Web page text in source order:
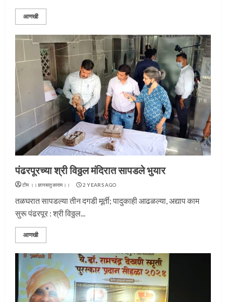
आणखी
पंढरपूरच्या श्री विठ्ठल मंदिरात सापडले भुयार
टीम ।।ज्ञानबातुकाराम।। 2 YEARS AGO
तळघरात सापडल्या तीन दगडी मूर्ती; पादुकाही आढळल्या, अद्याप काम
सुरू पंढरपूर : श्री विठ्ठल...
आणखी